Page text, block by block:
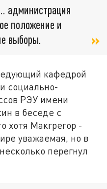
администрация
положение и
выборы.
кафедрой
социально-
РЭУ имени
в беседе с
хотя Макгрегор -
уважаемая, но в
перегнул